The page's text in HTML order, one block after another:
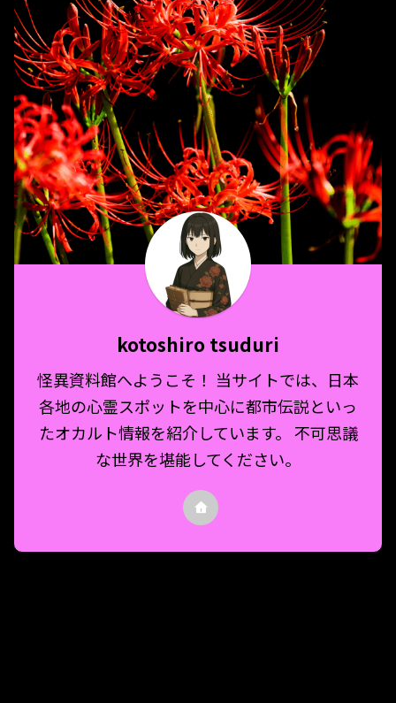
kotoshiro tsuduri
怪異資料館へようこそ！ 当サイトでは、日本
各地の心霊スポットを中心に都市伝説といっ
たオカルト情報を紹介しています。 不可思議
な世界を堪能してください。